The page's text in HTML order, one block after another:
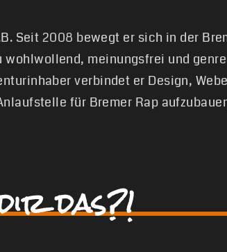
Seit 2008 bewegt er sich in der
wohlwollend, meinungsfrei und
verbindet er Design,
für Bremer Rap
das?!